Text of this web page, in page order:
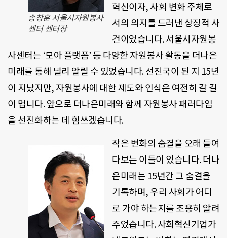
송창훈 서울시자원봉사
센터 센터장
혁신이자, 사회 변화 주체로
서의 의지를 드러낸 상징적 사
건이었습니다. 서울시자원봉
사센터는 ‘모아 플랫폼’ 등 다양한 자원봉사 활동을 더나은
미래를 통해 널리 알릴 수 있었습니다. 선진국이 된 지 15년
이 지났지만, 자원봉사에 대한 제도와 인식은 여전히 갈 길
이 멉니다. 앞으로 더나은미래와 함께 자원봉사 패러다임
을 선진화하는 데 힘쓰겠습니다.
작은 변화의 숨결을 오래 들여
다보는 이들이 있습니다. 더나
은미래는 15년간 그 숨결을
기록하며, 우리 사회가 어디
로 가야 하는지를 조용히 알려
주었습니다. 사회혁신기업가